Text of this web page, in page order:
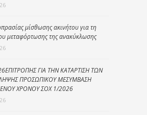
μίσθωσης ακινήτου για τη
μεταφόρτωσης της ανακύκλωσης
ΓΙΑ ΤΗΝ ΚΑΤΑΡΤΙΣΗ ΤΩΝ
ΠΡΟΣΩΠΙΚΟΥ ΜΕΣΥΜΒΑΣΗ
ΧΡΟΝΟΥ ΣΟΧ 1/2026